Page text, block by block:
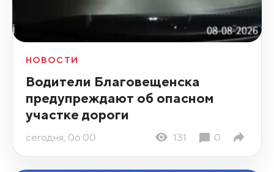
НОВОСТИ
Водители Благовещенска
предупреждают об опасном
участке дороги
сегодня, 06:00 131 0